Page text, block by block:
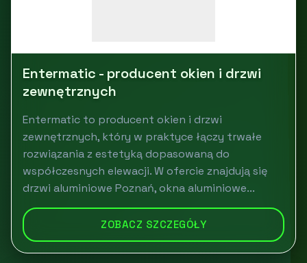
Entermatic - producent okien i drzwi
zewnętrznych
Entermatic to producent okien i drzwi
zewnętrznych, który w praktyce łączy trwałe
rozwiązania z estetyką dopasowaną do
współczesnych elewacji. W ofercie znajdują się
drzwi aluminiowe Poznań, okna aluminiowe...
ZOBACZ SZCZEGÓŁY